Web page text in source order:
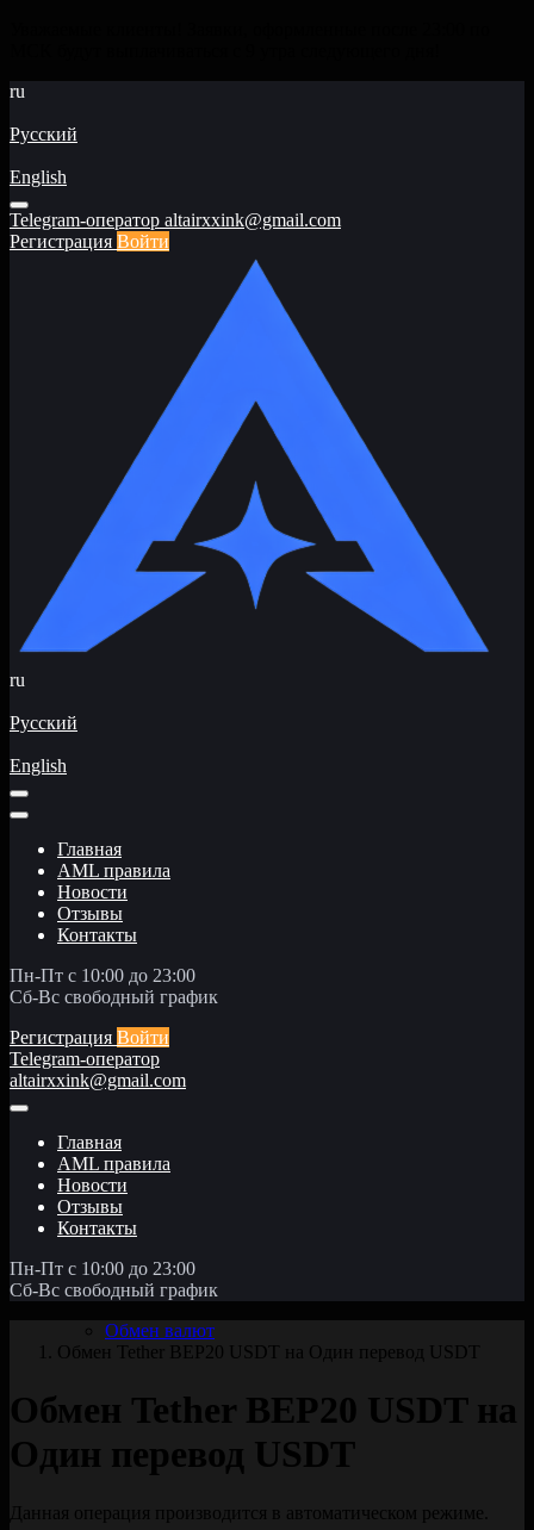
ru
Русский
English
Telegram-оператор altairxxink@gmail.com
Регистрация Войти
ru
Русский
English
Главная
AML правила
Новости
Отзывы
Контакты
Пн-Пт с 10:00 до 23:00
Сб-Вс свободный график
Регистрация Войти
Telegram-оператор
altairxxink@gmail.com
Главная
AML правила
Новости
Отзывы
Контакты
Пн-Пт с 10:00 до 23:00
Сб-Вс свободный график
Обмен валют
Обмен Tether BEP20 USDT на Один перевод USDT
Обмен Tether BEP20 USDT на
Один перевод USDT
Данная операция производится в автоматическом режиме.